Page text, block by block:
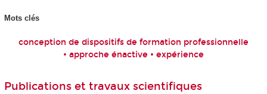
Mots clés
conception de dispositifs de formation professionnelle
• approche énactive • expérience
Publications et travaux scientifiques